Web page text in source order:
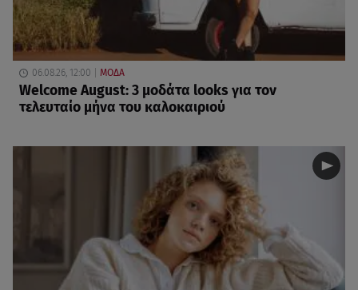
06.08.26, 12:00 ΜΟΔΑ
Welcome August: 3 μοδάτα looks για τον
τελευταίο μήνα του καλοκαιριού